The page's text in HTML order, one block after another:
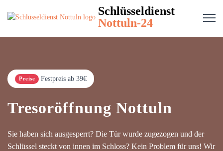
Schlüsseldienst
Nottuln-24
Preise Festpreis ab 39€
Tresoröffnung Nottuln
Sie haben sich ausgesperrt? Die Tür wurde zugezogen und der
Schlüssel steckt von innen im Schloss? Kein Problem für uns! Wir